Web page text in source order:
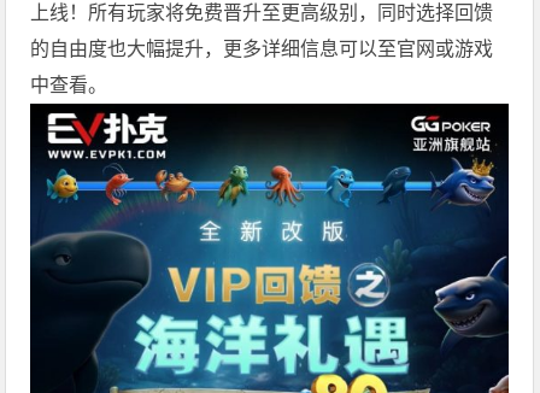
上线！所有玩家将免费晋升至更高级别，同时选择回馈
的自由度也大幅提升，更多详细信息可以至官网或游戏
中查看。